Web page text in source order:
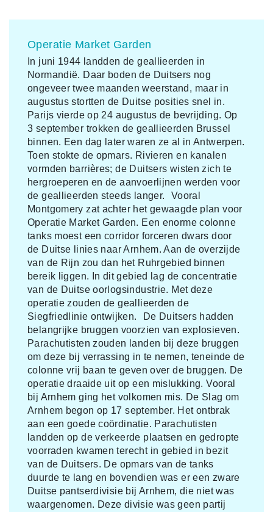
Operatie Market Garden
In juni 1944 landden de geallieerden in
Normandië. Daar boden de Duitsers nog
ongeveer twee maanden weerstand, maar in
augustus stortten de Duitse posities snel in.
Parijs vierde op 24 augustus de bevrijding. Op
3 september trokken de geallieerden Brussel
binnen. Een dag later waren ze al in Antwerpen.
Toen stokte de opmars. Rivieren en kanalen
vormden barrières; de Duitsers wisten zich te
hergroeperen en de aanvoerlijnen werden voor
de geallieerden steeds langer. Vooral
Montgomery zat achter het gewaagde plan voor
Operatie Market Garden. Een enorme colonne
tanks moest een corridor forceren dwars door
de Duitse linies naar Arnhem. Aan de overzijde
van de Rijn zou dan het Ruhrgebied binnen
bereik liggen. In dit gebied lag de concentratie
van de Duitse oorlogsindustrie. Met deze
operatie zouden de geallieerden de
Siegfriedlinie ontwijken. De Duitsers hadden
belangrijke bruggen voorzien van explosieven.
Parachutisten zouden landen bij deze bruggen
om deze bij verrassing in te nemen, teneinde de
colonne vrij baan te geven over de bruggen. De
operatie draaide uit op een mislukking. Vooral
bij Arnhem ging het volkomen mis. De Slag om
Arnhem begon op 17 september. Het ontbrak
aan een goede coördinatie. Parachutisten
landden op de verkeerde plaatsen en gedropte
voorraden kwamen terecht in gebied in bezit
van de Duitsers. De opmars van de tanks
duurde te lang en bovendien was er een zware
Duitse pantserdivisie bij Arnhem, die niet was
waargenomen. Deze divisie was geen partij